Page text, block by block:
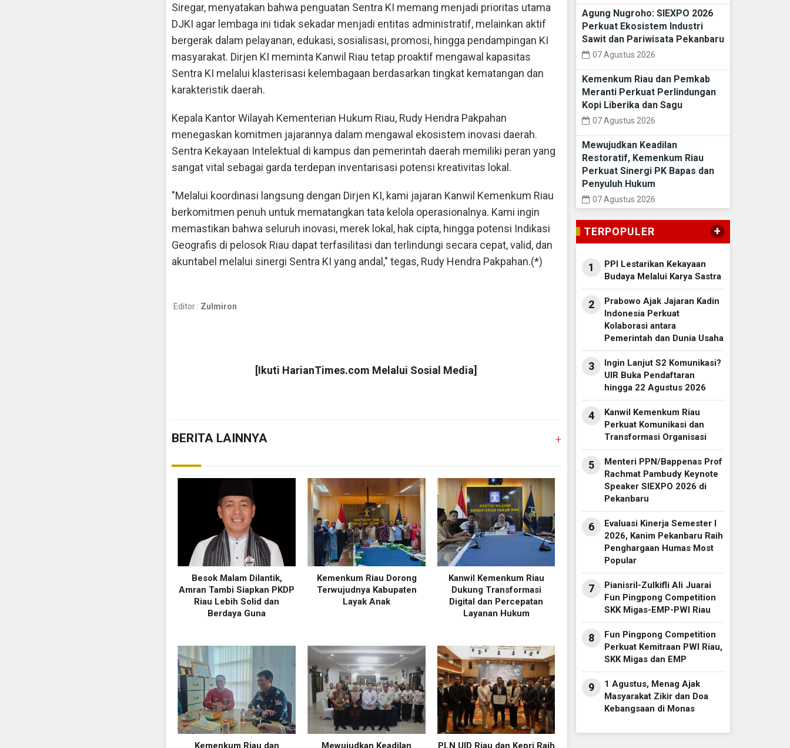
Siregar, menyatakan bahwa penguatan Sentra KI memang menjadi prioritas utama
DJKI agar lembaga ini tidak sekadar menjadi entitas administratif, melainkan aktif
bergerak dalam pelayanan, edukasi, sosialisasi, promosi, hingga pendampingan KI
masyarakat. Dirjen KI meminta Kanwil Riau tetap proaktif mengawal kapasitas
Sentra KI melalui klasterisasi kelembagaan berdasarkan tingkat kematangan dan
karakteristik daerah.
Kepala Kantor Wilayah Kementerian Hukum Riau, Rudy Hendra Pakpahan
menegaskan komitmen jajarannya dalam mengawal ekosistem inovasi daerah.
Sentra Kekayaan Intelektual di kampus dan pemerintah daerah memiliki peran yang
sangat vital sebagai garda terdepan inventarisasi potensi kreativitas lokal.
"Melalui koordinasi langsung dengan Dirjen KI, kami jajaran Kanwil Kemenkum Riau
berkomitmen penuh untuk mematangkan tata kelola operasionalnya. Kami ingin
memastikan bahwa seluruh inovasi, merek lokal, hak cipta, hingga potensi Indikasi
Geografis di pelosok Riau dapat terfasilitasi dan terlindungi secara cepat, valid, dan
akuntabel melalui sinergi Sentra KI yang andal," tegas, Rudy Hendra Pakpahan.(*)
Editor : Zulmiron
[Ikuti HarianTimes.com Melalui Sosial Media]
BERITA LAINNYA +
Besok Malam Dilantik,
Amran Tambi Siapkan PKDP
Riau Lebih Solid dan
Berdaya Guna
Kemenkum Riau Dorong
Terwujudnya Kabupaten
Layak Anak
Kanwil Kemenkum Riau
Dukung Transformasi
Digital dan Percepatan
Layanan Hukum
Kemenkum Riau dan Mewujudkan Keadilan PLN UID Riau dan Kepri Raih
Agung Nugroho: SIEXPO 2026
Perkuat Ekosistem Industri
Sawit dan Pariwisata Pekanbaru
07 Agustus 2026
Kemenkum Riau dan Pemkab
Meranti Perkuat Perlindungan
Kopi Liberika dan Sagu
07 Agustus 2026
Mewujudkan Keadilan
Restoratif, Kemenkum Riau
Perkuat Sinergi PK Bapas dan
Penyuluh Hukum
07 Agustus 2026
TERPOPULER +
1
PPI Lestarikan Kekayaan
Budaya Melalui Karya Sastra
2
Prabowo Ajak Jajaran Kadin
Indonesia Perkuat
Kolaborasi antara
Pemerintah dan Dunia Usaha
3
Ingin Lanjut S2 Komunikasi?
UIR Buka Pendaftaran
hingga 22 Agustus 2026
4
Kanwil Kemenkum Riau
Perkuat Komunikasi dan
Transformasi Organisasi
5
Menteri PPN/Bappenas Prof
Rachmat Pambudy Keynote
Speaker SIEXPO 2026 di
Pekanbaru
6
Evaluasi Kinerja Semester I
2026, Kanim Pekanbaru Raih
Penghargaan Humas Most
Popular
7
Pianisril-Zulkifli Ali Juarai
Fun Pingpong Competition
SKK Migas-EMP-PWI Riau
8
Fun Pingpong Competition
Perkuat Kemitraan PWI Riau,
SKK Migas dan EMP
9
1 Agustus, Menag Ajak
Masyarakat Zikir dan Doa
Kebangsaan di Monas